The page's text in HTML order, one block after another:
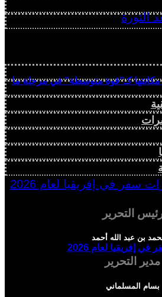
كـ”قوة متوسطة” في مرحلة ما
التحرير
بن عبد الله أحمد
مدير التحرير
بسام المسلماني